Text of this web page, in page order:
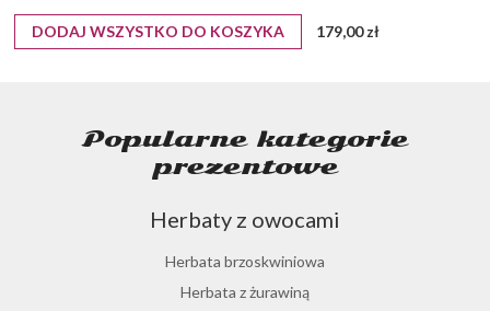
DODAJ WSZYSTKO DO KOSZYKA 179,00 zł
Popularne kategorie
prezentowe
Herbaty z owocami
Herbata brzoskwiniowa
Herbata z żurawiną